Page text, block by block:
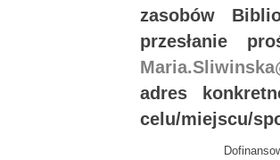
zasobów
przesłanie
adres
celu/miejscu/